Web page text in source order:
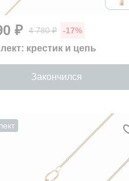
₽ 4 780 ₽ -17%
крестик и цепь
Закончился